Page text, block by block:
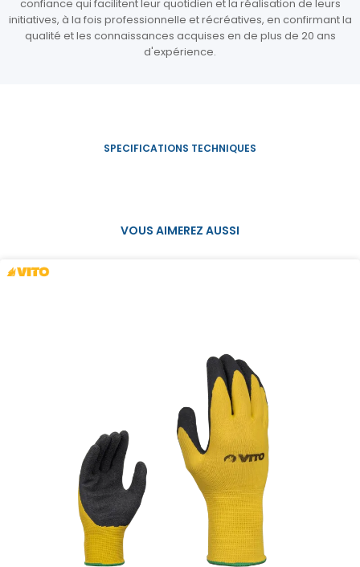
confiance qui facilitent leur quotidien et la réalisation de leurs
initiatives, à la fois professionnelle et récréatives, en confirmant la
qualité et les connaissances acquises en de plus de 20 ans
d'expérience.
VOUS AIMEREZ AUSSI